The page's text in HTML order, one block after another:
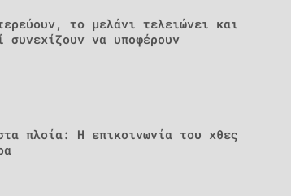
το μελάνι τελειώνει και
συνεχίζουν να υποφέρουν
πλοία: Η επικοινωνία του χθες